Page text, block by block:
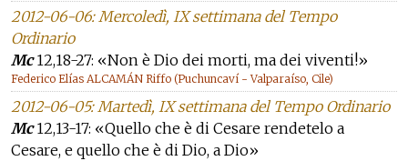
2012-06-06: Mercoledì, IX settimana del Tempo
Ordinario
Mc12,18-27: «Non è Dio dei morti, ma dei viventi!»
Federico Elías ALCAMÁN Riffo (Puchuncaví - Valparaíso, Cile)
2012-06-05: Martedì, IX settimana del Tempo Ordinario
Mc12,13-17: «Quello che è di Cesare rendetelo a
Cesare, e quello che è di Dio, a Dio»